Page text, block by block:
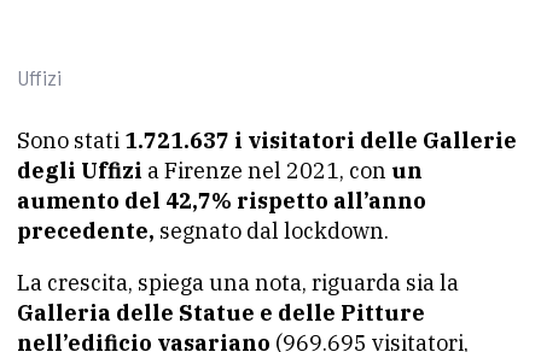
Uffizi
Sono stati 1.721.637 i visitatori delle Gallerie
degli Uffizi a Firenze nel 2021, con un
aumento del 42,7% rispetto all’anno
precedente, segnato dal lockdown.
La crescita, spiega una nota, riguarda sia la
Galleria delle Statue e delle Pitture
nell’edificio vasariano (969.695 visitatori,